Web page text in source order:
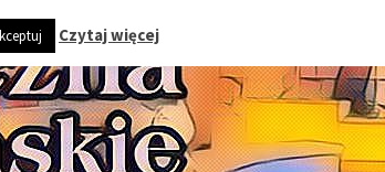
Czytaj więcej